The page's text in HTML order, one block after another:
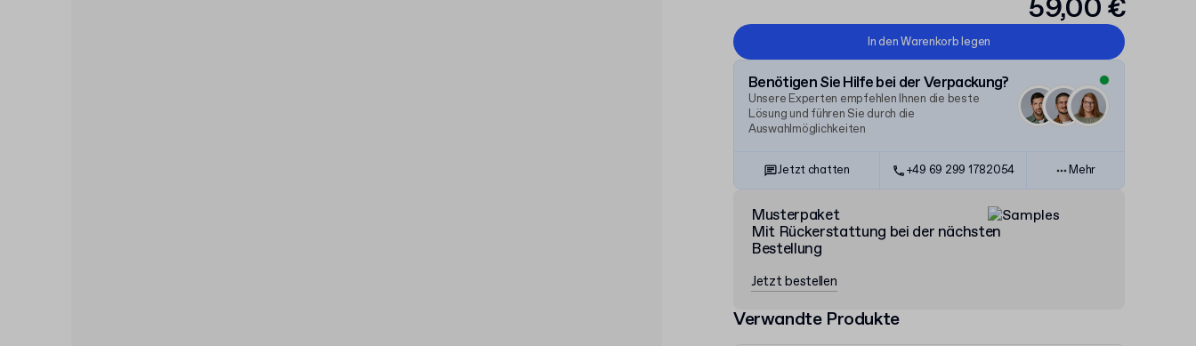
59,00 €
In den Warenkorb legen
Benötigen Sie Hilfe bei der Verpackung?
Unsere Experten empfehlen Ihnen die beste
Lösung und führen Sie durch die
Auswahlmöglichkeiten
Jetzt chatten +49 69 299 1782054 Mehr
Musterpaket
Mit Rückerstattung bei der nächsten
Bestellung
Jetzt bestellen
Verwandte Produkte